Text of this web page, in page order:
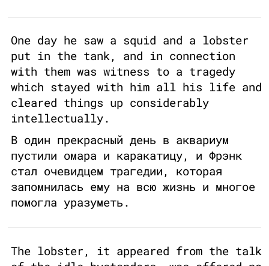
One day he saw a squid and a lobster
put in the tank, and in connection
with them was witness to a tragedy
which stayed with him all his life and
cleared things up considerably
intellectually.
В один прекрасный день в аквариум
пустили омара и каракатицу, и Фрэнк
стал очевидцем трагедии, которая
запомнилась ему на всю жизнь и многое
помогла уразуметь.
The lobster, it appeared from the talk